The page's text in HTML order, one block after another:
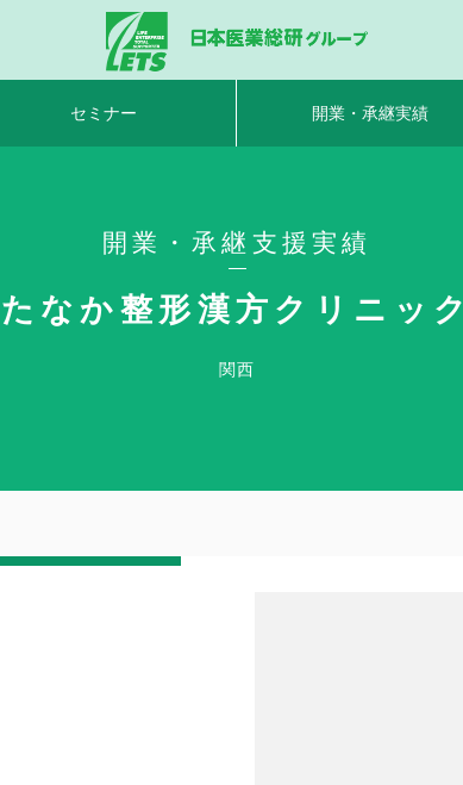
セミナー 開業・承継実績
開業・承継支援実績
たなか整形漢方クリニック
関西